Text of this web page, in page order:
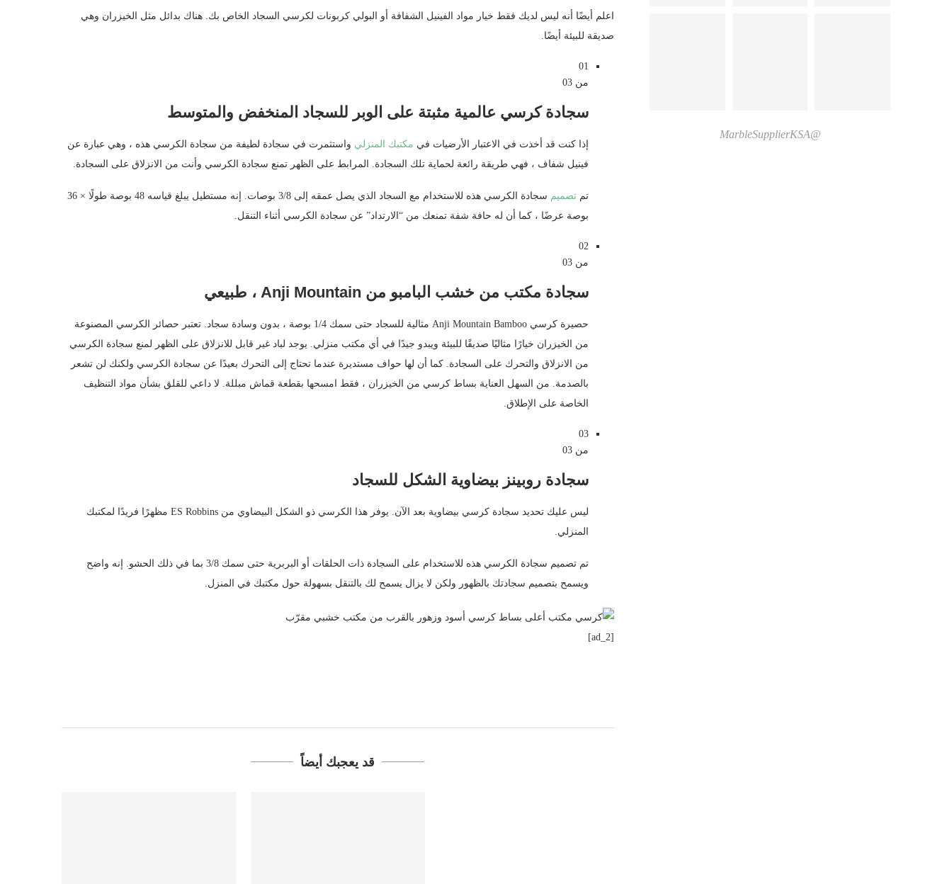
اعلم أيضًا أنه ليس لديك فقط خيار مواد الفينيل الشفافة أو البولي كربونات لكرسي السجاد الخاص بك. هناك بدائل مثل الخيزران وهي
صديقة للبيئة أيضًا.
01
من 03
سجادة كرسي عالمية مثبتة على الوبر للسجاد المنخفض والمتوسط
إذا كنت قد أخذت في الاعتبار الأرضيات في مكتبك المنزلي واستثمرت في سجادة لطيفة من سجادة الكرسي هذه ، وهي عبارة عن
فينيل شفاف ، فهي طريقة رائعة لحماية تلك السجادة. المرابط على الظهر تمنع سجادة الكرسي وأنت من الانزلاق على السجادة.
تمتصميم
سجادة الكرسي هذه للاستخدام مع السجاد الذي يصل عمقه إلى 3/8 بوصات. إنه مستطيل يبلغ قياسه 48 بوصة طولًا × 36
بوصة عرضًا ، كما أن له حافة شفة تمنعك من “الارتداد” عن سجادة الكرسي أثناء التنقل.
02
من 03
سجادة مكتب من خشب البامبو من Anji Mountain ، طبيعي
حصيرة كرسي Anji Mountain Bamboo مثالية للسجاد حتى سمك 1/4 بوصة ، بدون وسادة سجاد. تعتبر حصائر الكرسي المصنوعة
من الخيزران خيارًا مثاليًا صديقًا للبيئة ويبدو جيدًا في أي مكتب منزلي. يوجد لباد غير قابل للانزلاق على الظهر لمنع سجادة الكرسي
من الانزلاق والتحرك على السجادة. كما أن لها حواف مستديرة عندما تحتاج إلى التحرك بعيدًا عن سجادة الكرسي ولكنك لن تشعر
بالصدمة. من السهل العناية بساط كرسي من الخيزران ، فقط امسحها بقطعة قماش مبللة. لا داعي للقلق بشأن مواد التنظيف
الخاصة على الإطلاق.
03
من 03
سجادة روبينز بيضاوية الشكل للسجاد
ليس عليك تحديد سجادة كرسي بيضاوية بعد الآن. يوفر هذا الكرسي ذو الشكل البيضاوي من ES Robbins مظهرًا فريدًا لمكتبك
المنزلي.
تم تصميم سجادة الكرسي هذه للاستخدام على السجادة ذات الحلقات أو البربرية حتى سمك 3/8 بما في ذلك الحشو. إنه واضح
ويسمح بتصميم سجادتك بالظهور ولكن لا يزال يسمح لك بالتنقل بسهولة حول مكتبك في المنزل.
[ad_2]
قد يعجبك أيضاً
@MarbleSupplierKSA